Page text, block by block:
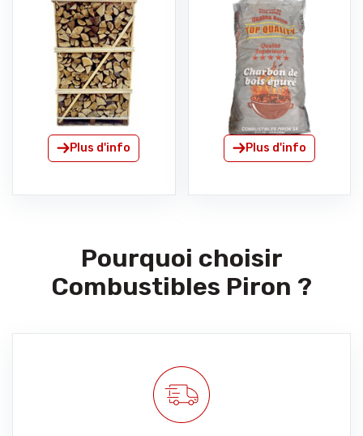
Plus d'info Plus d'info
Pourquoi choisir
Combustibles Piron ?